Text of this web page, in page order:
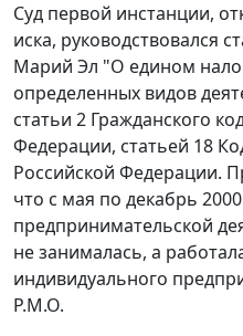
Суд первой инстанции,
иска, руководствовался
Марий Эл "О едином
определенных видов
статьи 2 Гражданского
Федерации, статьей 18
Российской Федерации.
что с мая по декабрь
предпринимательской
не занималась, а
индивидуального
Р.М.О.